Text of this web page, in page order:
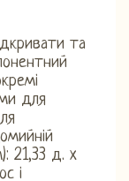
та
для
21,33 д. x
і